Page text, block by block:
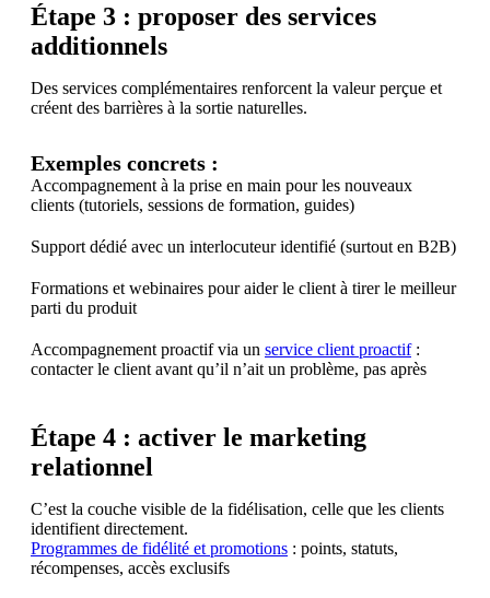
Étape 3 : proposer des services
additionnels
Des services complémentaires renforcent la valeur perçue et
créent des barrières à la sortie naturelles.
Exemples concrets :
Accompagnement à la prise en main pour les nouveaux
clients (tutoriels, sessions de formation, guides)
Support dédié avec un interlocuteur identifié (surtout en B2B)
Formations et webinaires pour aider le client à tirer le meilleur
parti du produit
Accompagnement proactif via un service client proactif:
contacter le client avant qu’il n’ait un problème, pas après
Étape 4 : activer le marketing
relationnel
C’est la couche visible de la fidélisation, celle que les clients
identifient directement.
Programmes de fidélité et promotions : points, statuts,
récompenses, accès exclusifs